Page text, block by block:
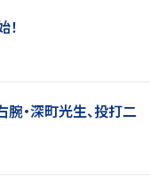
腕・深町光生、投打二